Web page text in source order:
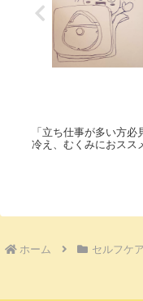
「立ち仕事が多い方必
冷え、むくみにおスス
ホーム セルフケア